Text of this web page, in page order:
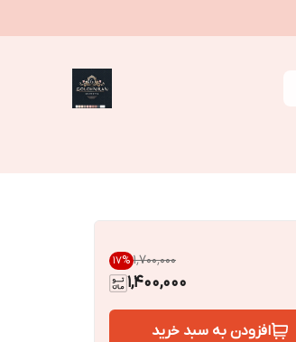
۱٬۷۰۰٬۰۰۰ 17%
1,400,000
افزودن به سبد خرید